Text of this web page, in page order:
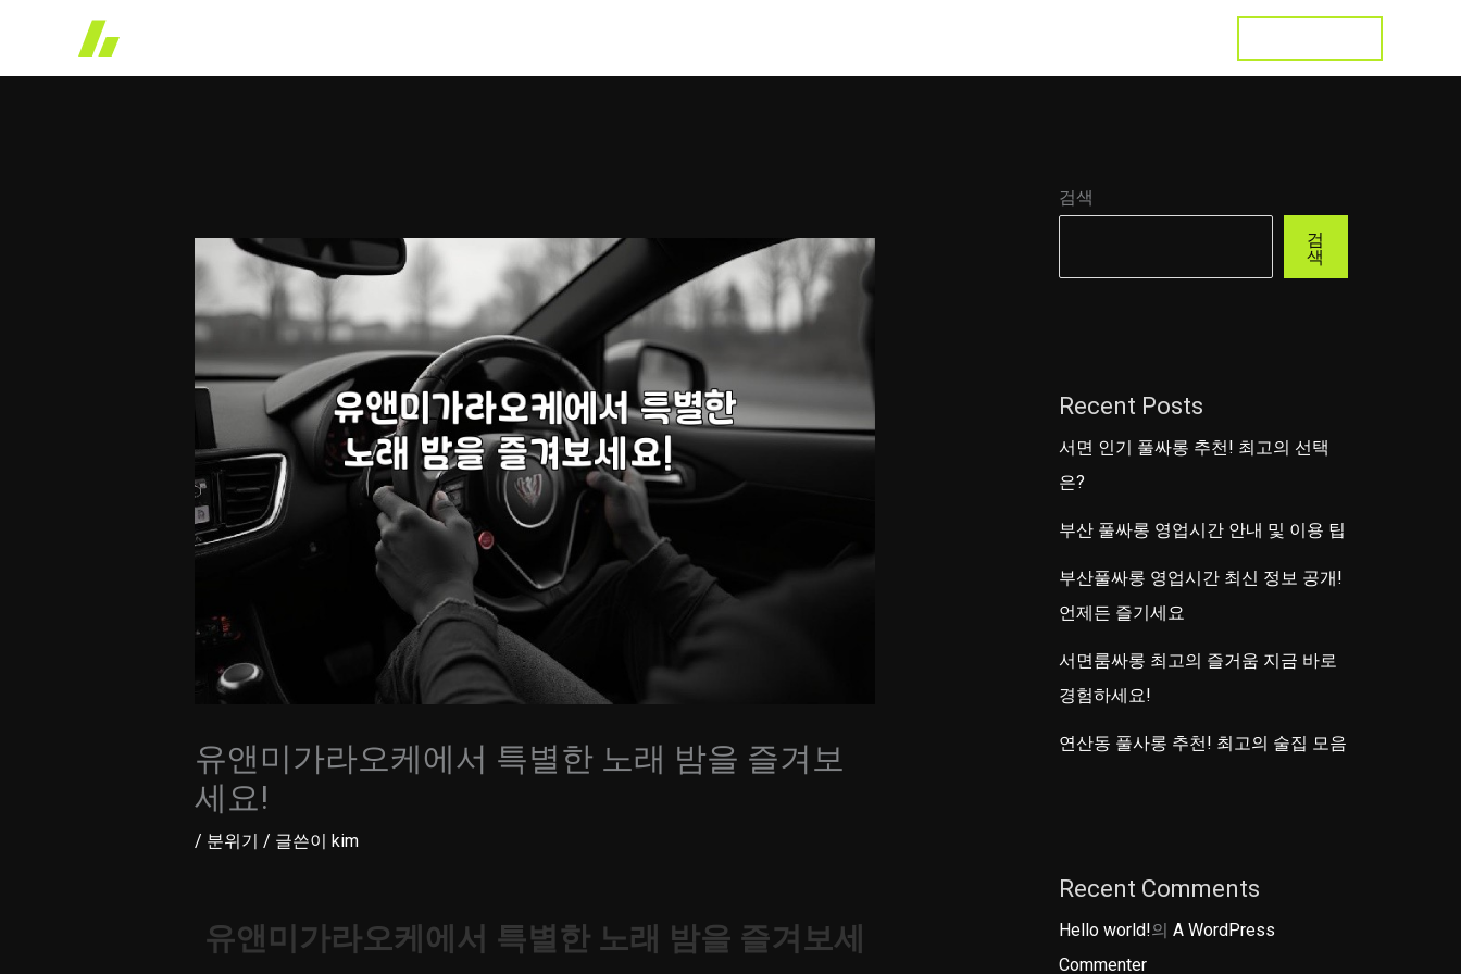
츠
유앤미가라오케에서 특별한 노래 밤을 즐겨보
세요!
/ 분위기 / 글쓴이 kim
유앤미가라오케에서 특별한 노래 밤을 즐겨보세
검색
검
색
Recent Posts
서면 인기 풀싸롱 추천! 최고의 선택
은?
부산 풀싸롱 영업시간 안내 및 이용 팁
부산풀싸롱 영업시간 최신 정보 공개!
언제든 즐기세요
서면룸싸롱 최고의 즐거움 지금 바로
경험하세요!
연산동 풀사롱 추천! 최고의 술집 모음
Recent Comments
Hello world!의 A WordPress
Commenter